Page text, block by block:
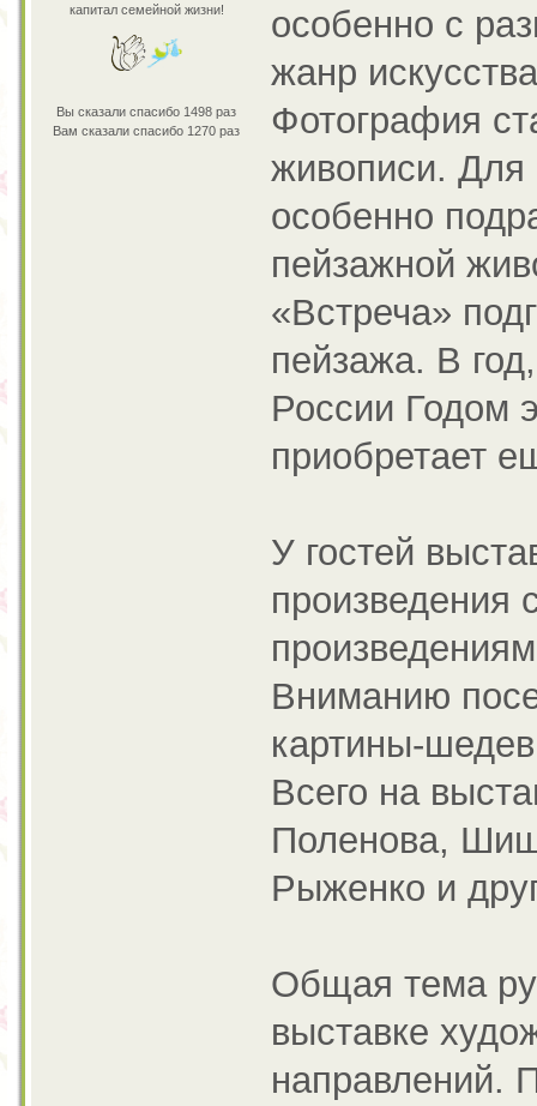
капитал семейной жизни!
Вы сказали спасибо 1498 раз
Вам сказали спасибо 1270 раз
особенно с
жанр
Фотография
живописи. Для
особенно
пейзажной
«Встреча»
пейзажа. В
России Годом
приобретает
У гостей
произведения
Вниманию
картины-
Всего на
Поленова,
Рыженко и
Общая тема
выставке
направлений.